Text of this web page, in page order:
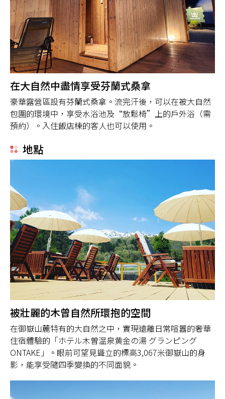
在大自然中盡情享受芬蘭式桑拿
豪華露營區設有芬蘭式桑拿。流完汗後，可以在被大自然
包圍的環境中，享受水浴池及“放鬆椅”上的戶外浴（需
預約）。入住飯店棟的客人也可以使用。
地點
被壯麗的木曾自然所環抱的空間
在御嶽山麓特有的大自然之中，實現遠離日常喧囂的奢華
住宿體驗的「ホテル木曽温泉黄金の湯 グランピング
ONTAKE」。眼前可望見聳立的標高3,067米御嶽山的身
影，能享受隨四季變換的不同面貌。